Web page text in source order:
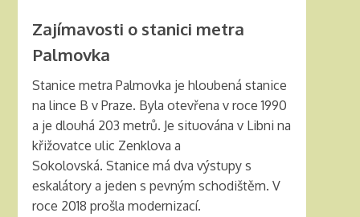
Zajímavosti o stanici metra
Palmovka
Stanice metra Palmovka je hloubená stanice
na lince B v Praze. Byla otevřena v roce 1990
a je dlouhá 203 metrů. Je situována v Libni na
křižovatce ulic Zenklova a
Sokolovská. Stanice má dva výstupy s
eskalátory a jeden s pevným schodištěm. V
roce 2018 prošla modernizací.